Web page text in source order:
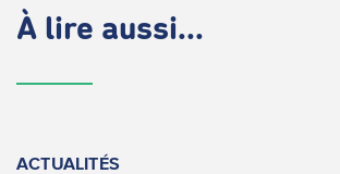
À lire aussi...
ACTUALITÉS